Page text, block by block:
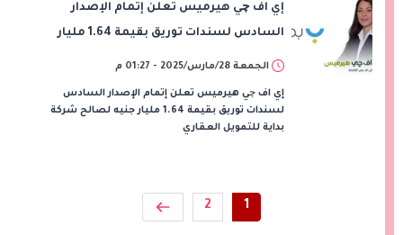
إي اف چي هيرميس تعلن إتمام الإصدار
السادس لسندات توريق بقيمة 1.64 مليار
جنيه لصالح شركة بداية للتمويل العقاري
الجمعة 28/مارس/2025 - 01:27 م
إي اف چي هيرميس تعلن إتمام الإصدار السادس
لسندات توريق بقيمة 1.64 مليار جنيه لصالح شركة
بداية للتمويل العقاري
1
2